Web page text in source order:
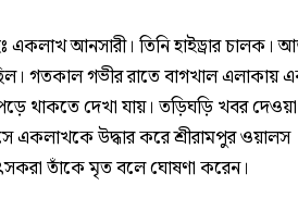
আনসারী। তিনি হাইড্রার চালক।
গতকাল গভীর রাতে বাগখাল এলাকায়
থাকতে দেখা যায়। তড়িঘড়ি খবর
একলাখকে উদ্ধার করে শ্রীরামপুর ওয়ালস
তাঁকে মৃত বলে ঘোষণা করেন।